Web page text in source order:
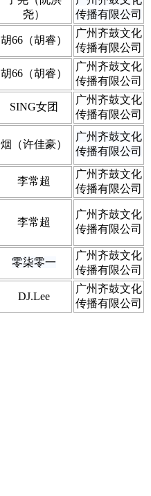
尧）
传播有限公司
胡66（胡睿）
广州齐鼓文化
传播有限公司
胡66（胡睿）
广州齐鼓文化
传播有限公司
SING女团
广州齐鼓文化
传播有限公司
烟（许佳豪）
广州齐鼓文化
传播有限公司
李常超
广州齐鼓文化
传播有限公司
李常超
广州齐鼓文化
传播有限公司
零柒零一
广州齐鼓文化
传播有限公司
DJ.Lee
广州齐鼓文化
传播有限公司